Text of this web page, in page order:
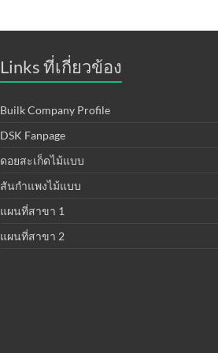
Links ที่เกี่ยวข้อง
Builk Company Profile
DSK Fanpage
ดอยสะเก็ดไม้แบบ
สันกำแพงไม้แบบ
แผนที่สาขา 1
แผนที่สาขา 2